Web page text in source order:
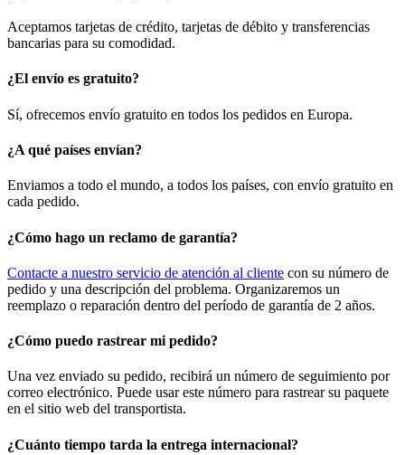
Aceptamos tarjetas de crédito, tarjetas de débito y transferencias
bancarias para su comodidad.
¿El envío es gratuito?
Sí, ofrecemos envío gratuito en todos los pedidos en Europa.
¿A qué países envían?
Enviamos a todo el mundo, a todos los países, con envío gratuito en
cada pedido.
¿Cómo hago un reclamo de garantía?
Contacte a nuestro servicio de atención al cliente con su número de
pedido y una descripción del problema. Organizaremos un
reemplazo o reparación dentro del período de garantía de 2 años.
¿Cómo puedo rastrear mi pedido?
Una vez enviado su pedido, recibirá un número de seguimiento por
correo electrónico. Puede usar este número para rastrear su paquete
en el sitio web del transportista.
¿Cuánto tiempo tarda la entrega internacional?